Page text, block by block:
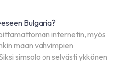
Bulgaria?
internetin, myös
maan vahvimpien
simsolo on selvästi ykkönen